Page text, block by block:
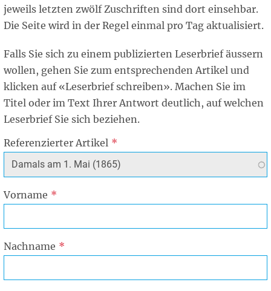
jeweils letzten zwölf Zuschriften sind dort einsehbar.
Die Seite wird in der Regel einmal pro Tag aktualisiert.
Falls Sie sich zu einem publizierten Leserbrief äussern
wollen, gehen Sie zum entsprechenden Artikel und
klicken auf «Leserbrief schreiben». Machen Sie im
Titel oder im Text Ihrer Antwort deutlich, auf welchen
Leserbrief Sie sich beziehen.
Referenzierter Artikel
Vorname
Nachname